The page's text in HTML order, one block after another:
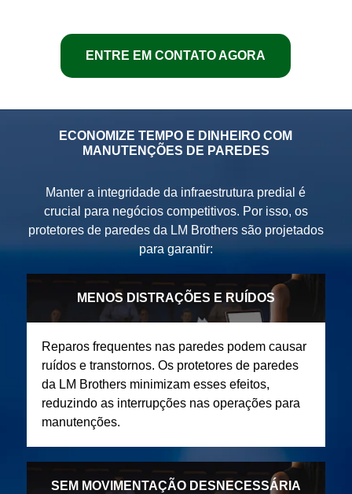
ENTRE EM CONTATO AGORA
ECONOMIZE TEMPO E DINHEIRO COM
MANUTENÇÕES DE PAREDES
Manter a integridade da infraestrutura predial é
crucial para negócios competitivos. Por isso, os
protetores de paredes da LM Brothers são projetados
para garantir:
MENOS DISTRAÇÕES E RUÍDOS
Reparos frequentes nas paredes podem causar
ruídos e transtornos. Os protetores de paredes
da LM Brothers minimizam esses efeitos,
reduzindo as interrupções nas operações para
manutenções.
SEM MOVIMENTAÇÃO DESNECESSÁRIA